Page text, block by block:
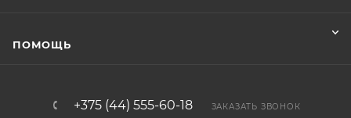
ПОМОЩЬ
+375 (44) 555-60-18 ЗАКАЗАТЬ ЗВОНОК